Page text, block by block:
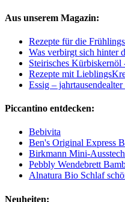
Aus unserem Magazin:
Rezepte für die
Was verbirgt sich hinter
Steirisches Kürbiskernöl
Rezepte mit
Essig – jahrtausendealter
Piccantino entdecken:
Bebivita
Ben's Original Express
Birkmann Mini-
Pebbly Wendebrett
Alnatura Bio Schlaf
Neuheiten: